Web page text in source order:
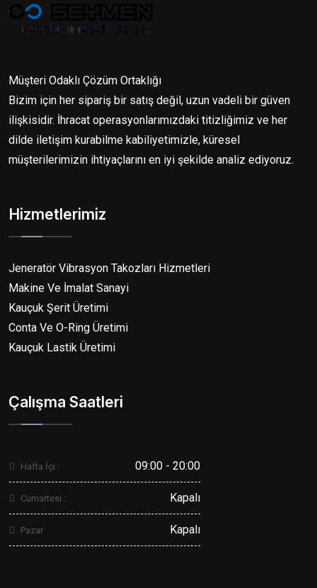
Müşteri Odaklı Çözüm Ortaklığı
Bizim için her sipariş bir satış değil, uzun vadeli bir güven
ilişkisidir. İhracat operasyonlarımızdaki titizliğimiz ve her
dilde iletişim kurabilme kabiliyetimizle, küresel
müşterilerimizin ihtiyaçlarını en iyi şekilde analiz ediyoruz.
Hizmetlerimiz
Jeneratör Vibrasyon Takozları Hizmetleri
Makine Ve İmalat Sanayi
Kauçuk Şerit Üretimi
Conta Ve O-Ring Üretimi
Kauçuk Lastik Üretimi
Çalışma Saatleri
Hafta İçi : 09:00 - 20:00
Cumartesi : Kapalı
Pazar Kapalı